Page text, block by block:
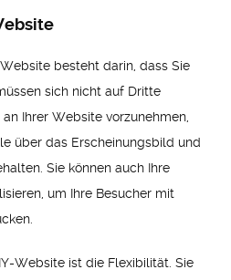
besteht darin, dass Sie
sich nicht auf Dritte
Ihrer Website vorzunehmen,
über das Erscheinungsbild und
Sie können auch Ihre
um Ihre Besucher mit
Website ist die Flexibilität. Sie